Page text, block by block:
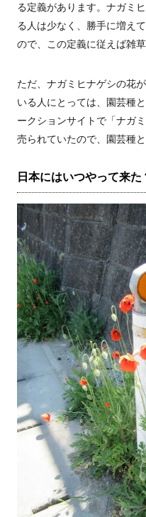
る定義があります。ナガミ
る人は少なく、勝手に増え
ので、この定義に従えば雑
ただ、ナガミヒナゲシの花
いる人にとっては、園芸種
ークションサイトで「ナガ
売られていたので、園芸種
日本にはいつやって来た